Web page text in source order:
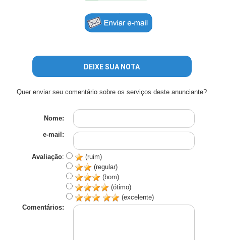
DEIXE SUA NOTA
Quer enviar seu comentário sobre os serviços deste anunciante?
Nome:
e-mail:
Avaliação:
(ruim)
(regular)
(bom)
(ótimo)
(excelente)
Comentários: